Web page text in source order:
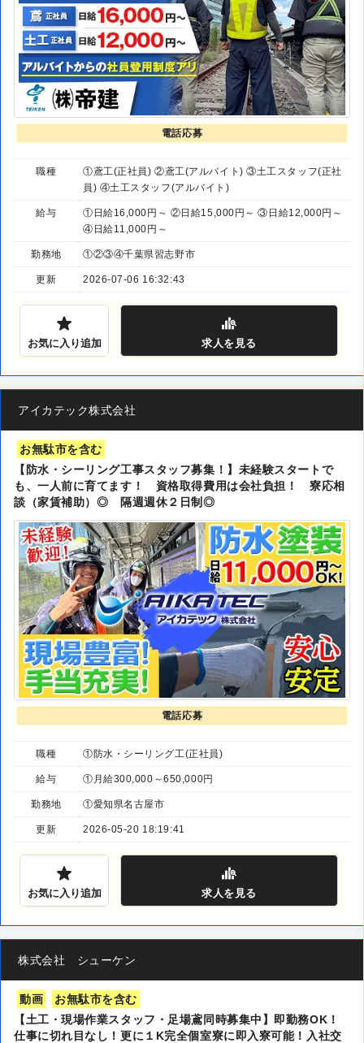
電話応募
職種
①鳶工(正社員) ②鳶工(アルバイト) ③土工スタッフ(正社
員) ④土工スタッフ(アルバイト)
給与
①日給16,000円～ ②日給15,000円～ ③日給12,000円～
④日給11,000円～
勤務地 ①②③④千葉県習志野市
更新 2026-07-06 16:32:43
お気に入り追加 求人 を見る
アイカテック株式会社
お無駄市を含む
【防水・シーリング工事スタッフ募集！】未経験スタートで
も、一人前に育てます！ 資格取得費用は会社負担！ 寮応相
談（家賃補助）◎ 隔週週休２日制◎
電話応募
職種 ①防水・シーリング工(正社員)
給与 ①月給300,000～650,000円
勤務地 ①愛知県名古屋市
更新 2026-05-20 18:19:41
お気に入り追加 求人 を見る
株式会社 シューケン
動画
お無駄市を含む
【土工・現場作業スタッフ・足場鳶同時募集中】即勤務OK！
仕事に切れ目なし！更に１K完全個室寮に即入寮可能！入社交